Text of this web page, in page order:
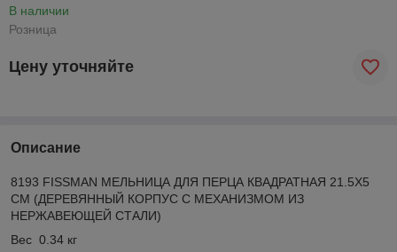
В наличии
Розница
Цену уточняйте
Описание
8193 FISSMAN МЕЛЬНИЦА ДЛЯ ПЕРЦА КВАДРАТНАЯ 21.5X5
СМ (ДЕРЕВЯННЫЙ КОРПУС С МЕХАНИЗМОМ ИЗ
НЕРЖАВЕЮЩЕЙ СТАЛИ)
Вес 0.34 кг